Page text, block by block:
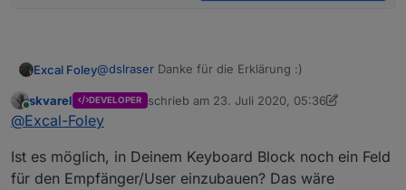
Excal Foley@dslraser Danke für die Erklärung :)
@Sandmanyzman kann das einfach mit den
allgemeinen Send-Block nachbauen, deshalb
Online
skvarel DEVELOPER schrieb am 23. Juli 2020, 05:36
zuletzt editiert von skvarel
@Excal-Foley
Ist es möglich, in Deinem Keyboard Block noch ein Feld
für den Empfänger/User einzubauen? Das wäre